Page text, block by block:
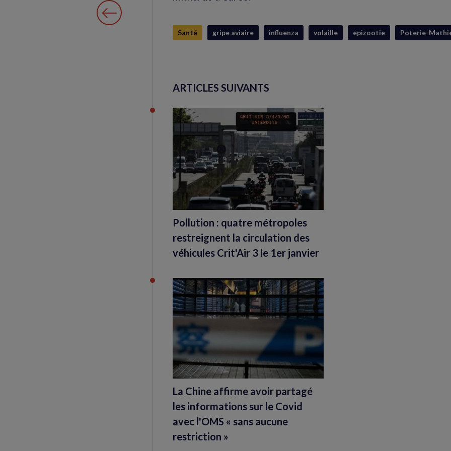
Santé gripe aviaire influenza volaille epizootie Poterie-
ARTICLES SUIVANTS
Pollution : quatre métropoles
restreignent la circulation des
véhicules Crit'Air 3 le 1er janvier
La Chine affirme avoir partagé
les informations sur le Covid
avec l'OMS « sans aucune
restriction »